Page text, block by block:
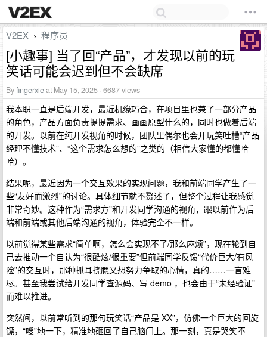
V2EX › 程序员
[小趣事] 当了回“产品”，才发现以前的玩
笑话可能会迟到但不会缺席
Byfingerxieat May 15, 2025 · 6687 views
我本职一直是后端开发，最近机缘巧合，在项目里也兼了一部分产品
的角色，产品方面负责提提需求、画画原型什么的，同时也做着后端
的开发。以前在纯开发视角的时候，团队里偶尔也会开玩笑吐槽“产品
经理不懂技术”、“这个需求怎么想的”之类的（相信大家懂的都懂哈
哈）。
结果呢，最近因为一个交互效果的实现问题，我和前端同学产生了一
些“友好而激烈”的讨论。具体细节就不赘述了，但整个过程让我感觉
非常奇妙。这种作为“需求方”和开发同学沟通的视角，跟以前作为后
端和前端或其他后端沟通的视角，体验完全不一样。
以前觉得某些需求“简单啊，怎么会实现不了/那么麻烦”，现在轮到自
己去推动一个自认为“很酷炫/很重要”但前端同学反馈“代价巨大/有风
险”的交互时，那种抓耳挠腮又想努力争取的心情，真的……一言难
尽。甚至我尝试给开发同学查源码、写 demo ，也会由于“未经验证”
而难以推进。
突然间，以前常听到的那句玩笑话“产品是 XX”，仿佛一个巨大的回旋
镖，“嗖”地一下，精准地砸回了自己脑门上。那一刻，真是哭笑不